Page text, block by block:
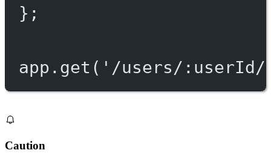
};
app. get ( '/users/:userId/
Caution